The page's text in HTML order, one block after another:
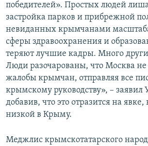
победителей». Простых людей
застройка парков и прибрежной
невиданных крымчанами
сферы здравоохранения и
теряют лучшие кадры. Много
Люди разочарованы, что Москва не
жалобы крымчан, отправляя все
крымскому руководству», – заявил
добавив, что это отразится на явке,
низкой в Крыму.
Меджлис крымскотатарского